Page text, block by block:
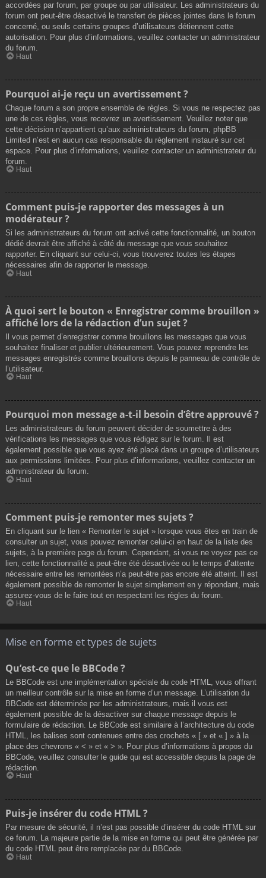
accordées par forum, par groupe ou par utilisateur. Les administrateurs du
forum ont peut-être désactivé le transfert de pièces jointes dans le forum
concerné, ou seuls certains groupes d’utilisateurs détiennent cette
autorisation. Pour plus d’informations, veuillez contacter un administrateur
du forum.
Haut
Pourquoi ai-je reçu un avertissement ?
Chaque forum a son propre ensemble de règles. Si vous ne respectez pas
une de ces règles, vous recevrez un avertissement. Veuillez noter que
cette décision n’appartient qu’aux administrateurs du forum, phpBB
Limited n’est en aucun cas responsable du règlement instauré sur cet
espace. Pour plus d’informations, veuillez contacter un administrateur du
forum.
Haut
Comment puis-je rapporter des messages à un
modérateur ?
Si les administrateurs du forum ont activé cette fonctionnalité, un bouton
dédié devrait être affiché à côté du message que vous souhaitez
rapporter. En cliquant sur celui-ci, vous trouverez toutes les étapes
nécessaires afin de rapporter le message.
Haut
À quoi sert le bouton « Enregistrer comme brouillon »
affiché lors de la rédaction d’un sujet ?
Il vous permet d’enregistrer comme brouillons les messages que vous
souhaitez finaliser et publier ultérieurement. Vous pouvez reprendre les
messages enregistrés comme brouillons depuis le panneau de contrôle de
l’utilisateur.
Haut
Pourquoi mon message a-t-il besoin d’être approuvé ?
Les administrateurs du forum peuvent décider de soumettre à des
vérifications les messages que vous rédigez sur le forum. Il est
également possible que vous ayez été placé dans un groupe d’utilisateurs
aux permissions limitées. Pour plus d’informations, veuillez contacter un
administrateur du forum.
Haut
Comment puis-je remonter mes sujets ?
En cliquant sur le lien « Remonter le sujet » lorsque vous êtes en train de
consulter un sujet, vous pouvez remonter celui-ci en haut de la liste des
sujets, à la première page du forum. Cependant, si vous ne voyez pas ce
lien, cette fonctionnalité a peut-être été désactivée ou le temps d’attente
nécessaire entre les remontées n’a peut-être pas encore été atteint. Il est
également possible de remonter le sujet simplement en y répondant, mais
assurez-vous de le faire tout en respectant les règles du forum.
Haut
Mise en forme et types de sujets
Qu’est-ce que le BBCode ?
Le BBCode est une implémentation spéciale du code HTML, vous offrant
un meilleur contrôle sur la mise en forme d’un message. L’utilisation du
BBCode est déterminée par les administrateurs, mais il vous est
également possible de la désactiver sur chaque message depuis le
formulaire de rédaction. Le BBCode est similaire à l’architecture du code
HTML, les balises sont contenues entre des crochets « [ » et « ] » à la
place des chevrons « < » et « > ». Pour plus d’informations à propos du
BBCode, veuillez consulter le guide qui est accessible depuis la page de
rédaction.
Haut
Puis-je insérer du code HTML ?
Par mesure de sécurité, il n’est pas possible d’insérer du code HTML sur
ce forum. La majeure partie de la mise en forme qui peut être générée par
du code HTML peut être remplacée par du BBCode.
Haut